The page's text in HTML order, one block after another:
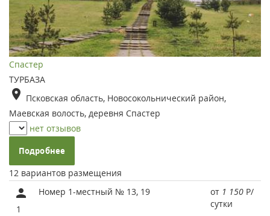
Спастер
ТУРБАЗА
Псковская область, Новосокольнический район,
Маевская волость, деревня Спастер
нет отзывов
Подробнее
12 вариантов размещения
1
Номер 1-местный № 13, 19 от 1 150 Р/
сутки